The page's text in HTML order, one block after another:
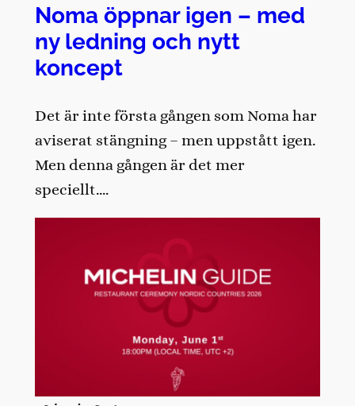
Noma öppnar igen – med
ny ledning och nytt
koncept
Det är inte första gången som Noma har
aviserat stängning – men uppstått igen.
Men denna gången är det mer
speciellt….